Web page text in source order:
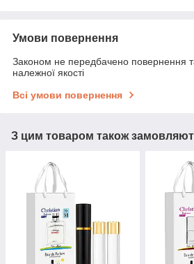
Умови повернення
Законом не передбачено повернення
належної якості
Всі умови повернення
З цим товаром також